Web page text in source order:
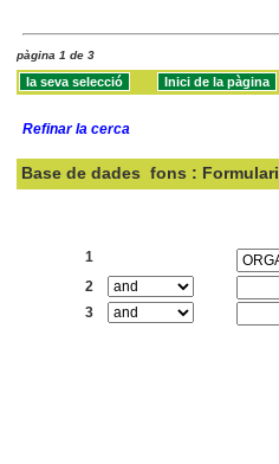
pàgina 1 de 3
Refinar la cerca
Base de dades fons :
1
2
3